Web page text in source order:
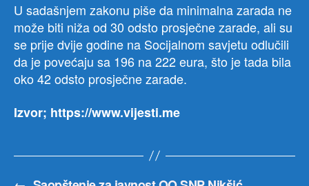
U sadašnjem zakonu piše da minimalna zarada ne
može biti niža od 30 odsto prosječne zarade, ali su
se prije dvije godine na Socijalnom savjetu odlučili
da je povećaju sa 196 na 222 eura, što je tada bila
oko 42 odsto prosječne zarade.
Izvor; https://www.vijesti.me